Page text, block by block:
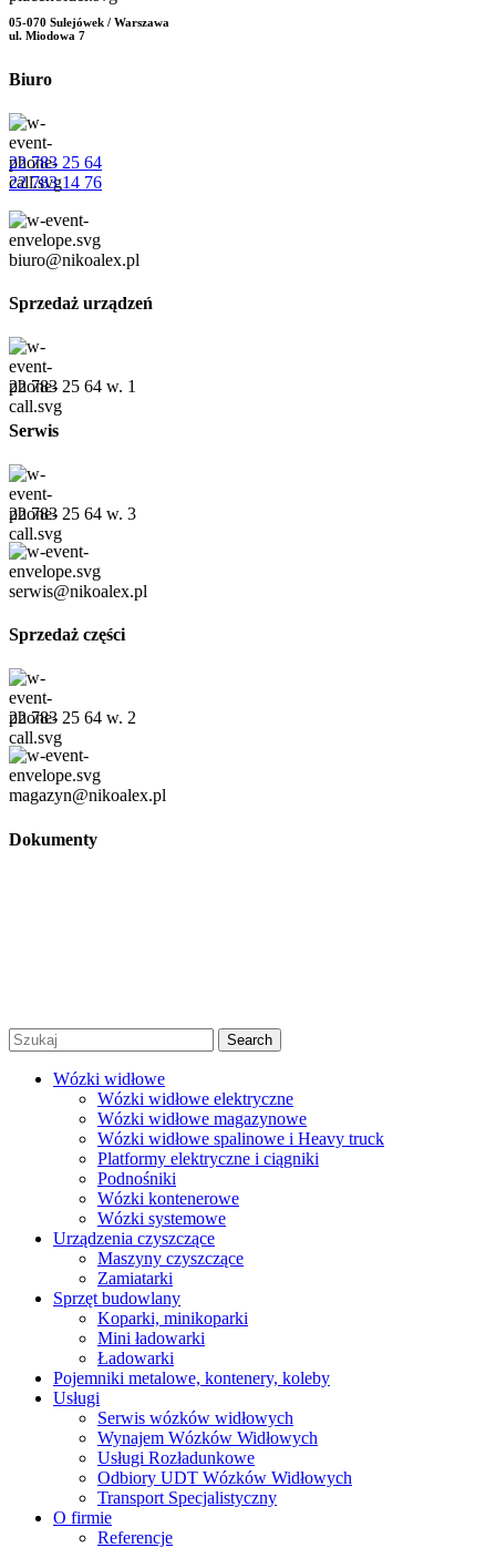
05-070 Sulejówek / Warszawa
ul. Miodowa 7
Biuro
22 783 25 64
22 783 14 76
biuro@nikoalex.pl
Sprzedaż urządzeń
22 783 25 64 w. 1
Serwis
22 783 25 64 w. 3
serwis@nikoalex.pl
Sprzedaż części
22 783 25 64 w. 2
magazyn@nikoalex.pl
Dokumenty
Search
Wózki widłowe
Wózki widłowe elektryczne
Wózki widłowe magazynowe
Wózki widłowe spalinowe i Heavy truck
Platformy elektryczne i ciągniki
Podnośniki
Wózki kontenerowe
Wózki systemowe
Urządzenia czyszczące
Maszyny czyszczące
Zamiatarki
Sprzęt budowlany
Koparki, minikoparki
Mini ładowarki
Ładowarki
Pojemniki metalowe, kontenery, koleby
Usługi
Serwis wózków widłowych
Wynajem Wózków Widłowych
Usługi Rozładunkowe
Odbiory UDT Wózków Widłowych
Transport Specjalistyczny
O firmie
Referencje